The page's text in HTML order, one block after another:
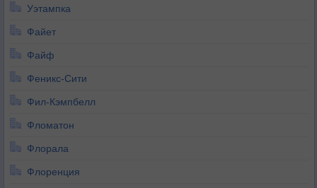
Уэтампка
Файет
Файф
Феникс-Сити
Фил-Кэмпбелл
Фломатон
Флорала
Флоренция